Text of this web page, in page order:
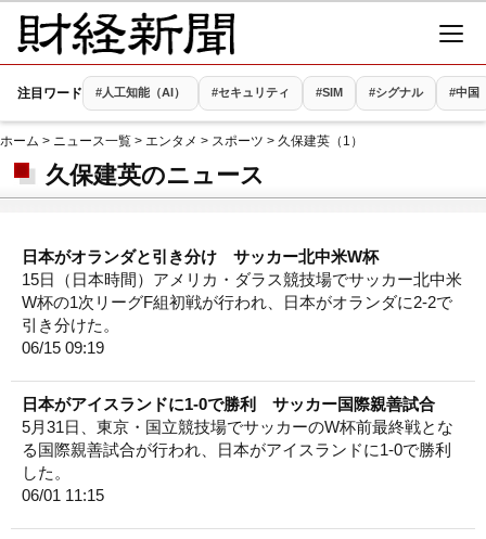
注目ワード #人工知能（AI） #セキュリティ #SIM #シグナル #中国
ホーム > ニュース一覧 > エンタメ > スポーツ > 久保建英（1）
久保建英のニュース
日本がオランダと引き分け サッカー北中米W杯
15日（日本時間）アメリカ・ダラス競技場でサッカー北中米
W杯の1次リーグF組初戦が行われ、日本がオランダに2-2で
引き分けた。
06/15 09:19
日本がアイスランドに1-0で勝利 サッカー国際親善試合
5月31日、東京・国立競技場でサッカーのW杯前最終戦とな
る国際親善試合が行われ、日本がアイスランドに1-0で勝利
した。
06/01 11:15